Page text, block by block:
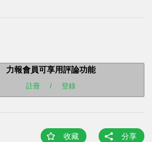
力報會員可享用評論功能
註冊 / 登錄
收藏 分享